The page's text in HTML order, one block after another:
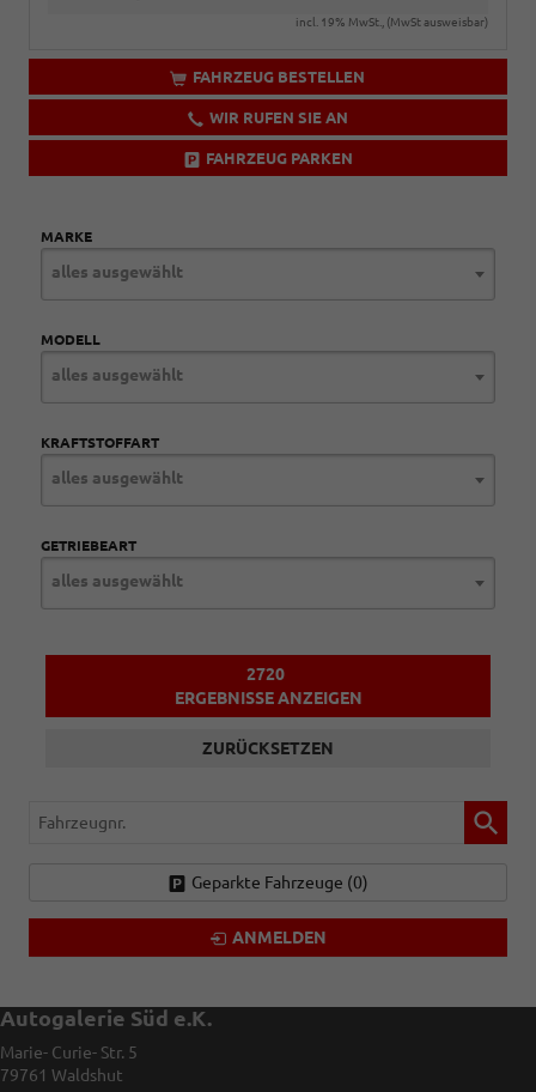
incl. 19% MwSt., (MwSt ausweisbar)
FAHRZEUG BESTELLEN
WIR RUFEN SIE AN
FAHRZEUG PARKEN
MARKE
alles ausgewählt
MODELL
alles ausgewählt
KRAFTSTOFFART
alles ausgewählt
GETRIEBEART
alles ausgewählt
2720
ERGEBNISSE ANZEIGEN
ZURÜCKSETZEN
Fahrzeugnr.
Geparkte Fahrzeuge (0)
ANMELDEN
Autogalerie Süd e.K.
Marie- Curie- Str. 5
79761 Waldshut